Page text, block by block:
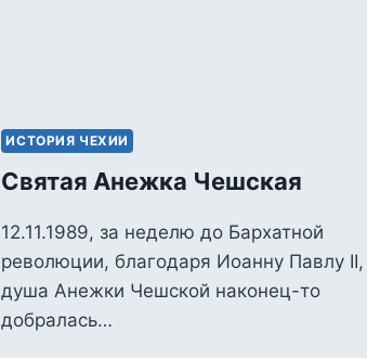
ИСТОРИЯ ЧЕХИИ
Святая Анежка Чешская
12.11.1989, за неделю до Бархатной
революции, благодаря Иоанну Павлу II,
душа Анежки Чешской наконец-то
добралась…